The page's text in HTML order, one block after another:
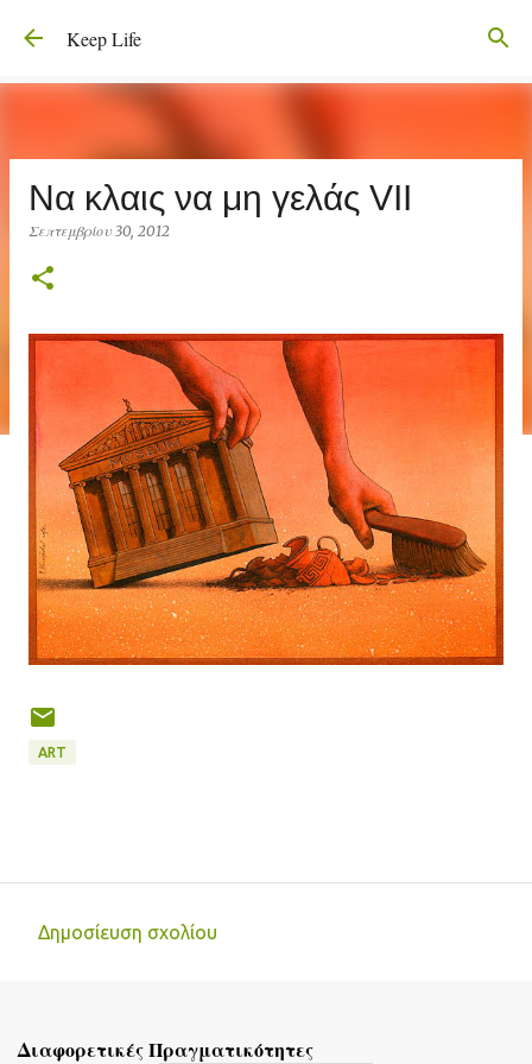
Μετάβαση στο κύριο περιεχόμενο
Keep Life
Να κλαις να μη γελάς VII
Σεπτεμβρίου 30, 2012
ART
λ
Δημοσίευση σχολίου
Διαφορετικές Πραγματικότητες